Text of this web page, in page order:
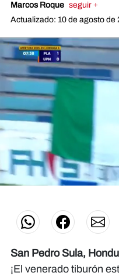
Marcos Roque seguir +
Actualizado: 10 de agosto de
seconds
San Pedro Sula,
¡El venerado tiburón